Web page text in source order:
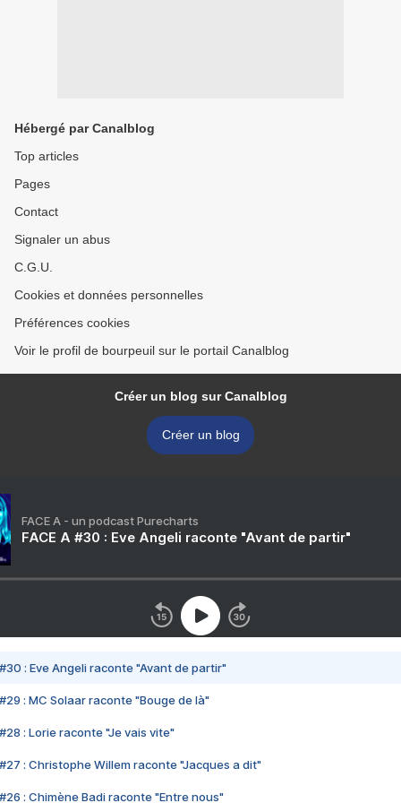
Hébergé par Canalblog
Top articles
Pages
Contact
Signaler un abus
C.G.U.
Cookies et données personnelles
Préférences cookies
Voir le profil de bourpeuil sur le portail Canalblog
Créer un blog sur Canalblog
Créer un blog
FACE A - un podcast Purecharts
FACE A #30 : Eve Angeli raconte "Avant de partir"
#30 : Eve Angeli raconte "Avant de partir"
#29 : MC Solaar raconte "Bouge de là"
#28 : Lorie raconte "Je vais vite"
#27 : Christophe Willem raconte "Jacques a dit"
#26 : Chimène Badi raconte "Entre nous"